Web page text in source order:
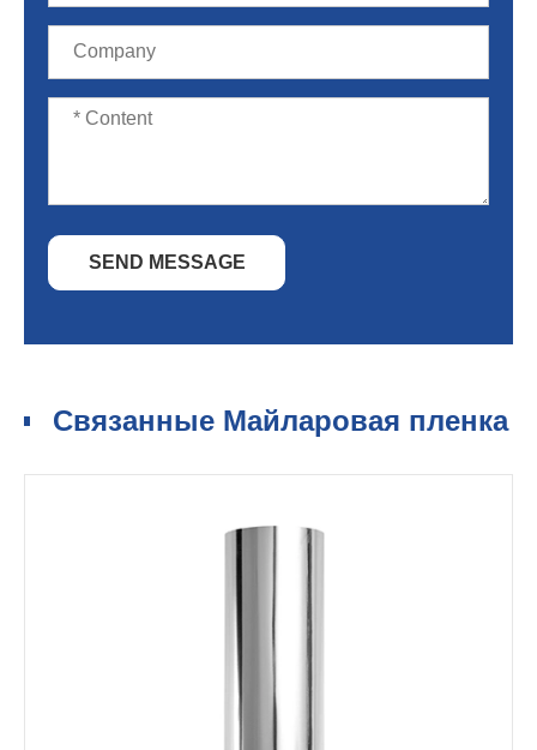
SEND MESSAGE
Связанные Майларовая пленка